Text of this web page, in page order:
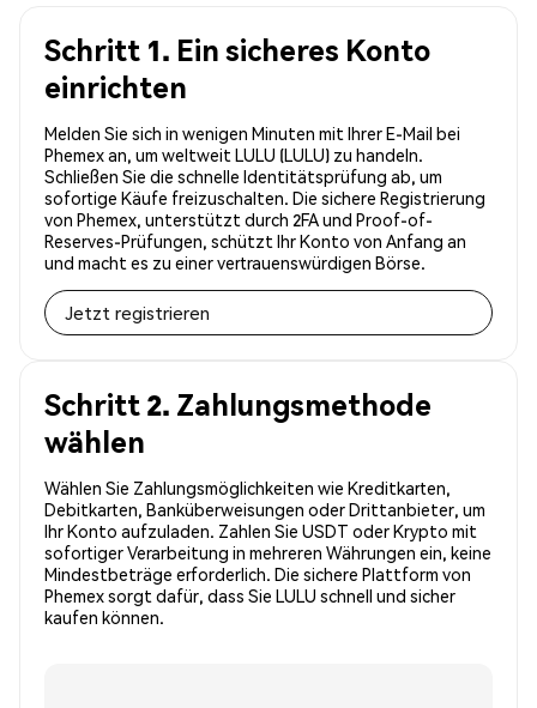
Schritt 1. Ein sicheres Konto
einrichten
Melden Sie sich in wenigen Minuten mit Ihrer E-Mail bei
Phemex an, um weltweit LULU (LULU) zu handeln.
Schließen Sie die schnelle Identitätsprüfung ab, um
sofortige Käufe freizuschalten. Die sichere Registrierung
von Phemex, unterstützt durch 2FA und Proof-of-
Reserves-Prüfungen, schützt Ihr Konto von Anfang an
und macht es zu einer vertrauenswürdigen Börse.
Jetzt registrieren
Schritt 2. Zahlungsmethode
wählen
Wählen Sie Zahlungsmöglichkeiten wie Kreditkarten,
Debitkarten, Banküberweisungen oder Drittanbieter, um
Ihr Konto aufzuladen. Zahlen Sie USDT oder Krypto mit
sofortiger Verarbeitung in mehreren Währungen ein, keine
Mindestbeträge erforderlich. Die sichere Plattform von
Phemex sorgt dafür, dass Sie LULU schnell und sicher
kaufen können.